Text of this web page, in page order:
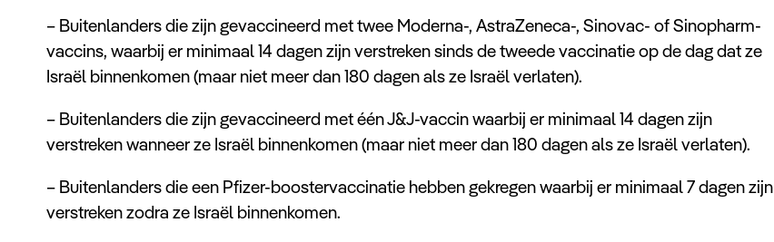
– Buitenlanders die zijn gevaccineerd met twee Moderna-, AstraZeneca-, Sinovac- of Sinopharm-
vaccins, waarbij er minimaal 14 dagen zijn verstreken sinds de tweede vaccinatie op de dag dat ze
Israël binnenkomen (maar niet meer dan 180 dagen als ze Israël verlaten).
– Buitenlanders die zijn gevaccineerd met één J&J-vaccin waarbij er minimaal 14 dagen zijn
verstreken wanneer ze Israël binnenkomen (maar niet meer dan 180 dagen als ze Israël verlaten).
– Buitenlanders die een Pfizer-boostervaccinatie hebben gekregen waarbij er minimaal 7 dagen zijn
verstreken zodra ze Israël binnenkomen.